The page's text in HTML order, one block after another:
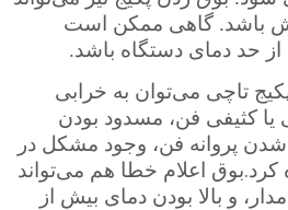
باشد. گاهی ممکن است
حد دمای دستگاه باشد.
تاچی می‌توان به خرابی
یا کثیفی فن، مسدود بودن
پروانه فن، وجود مشکل در
کرد.بوق اعلام خطا هم می‌تواند
و بالا بودن دمای بیش از